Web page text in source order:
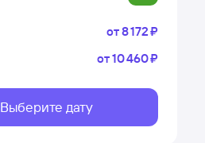
от8 ⁠172 ⁠₽
от10 ⁠460 ⁠₽
Выберите дату